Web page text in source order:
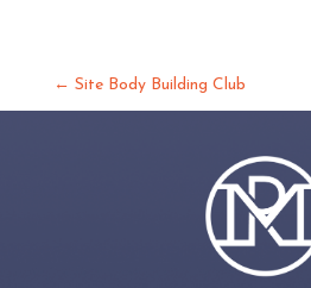
← Site Body Building Club